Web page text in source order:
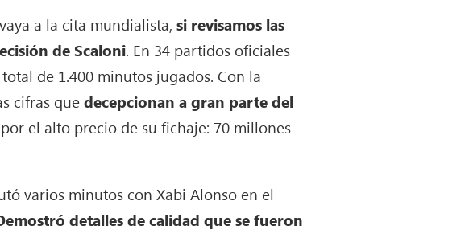
a la cita mundialista,si revisamos las
de Scaloni. En 34 partidos oficiales
de 1.400 minutos jugados. Con la
cifras quedecepcionan a gran parte del
el alto precio de su fichaje: 70 millones
varios minutos con Xabi Alonso en el
detalles de calidad que se fueron